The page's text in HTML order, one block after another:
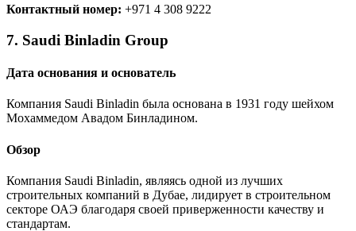
Контактный номер: +971 4 308 9222
7. Saudi Binladin Group
Дата основания и основатель
Компания Saudi Binladin была основана в 1931 году шейхом
Мохаммедом Авадом Бинладином.
Обзор
Компания Saudi Binladin, являясь одной из лучших
строительных компаний в Дубае, лидирует в строительном
секторе ОАЭ благодаря своей приверженности качеству и
стандартам.